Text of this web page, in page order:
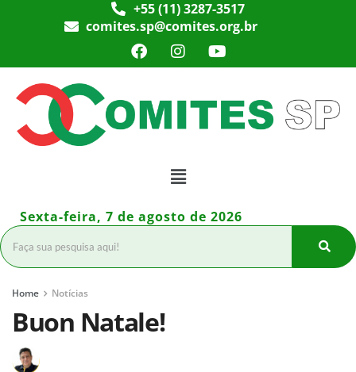
+55 (11) 3287-3517
comites.sp@comites.org.br
Sexta-feira, 7 de agosto de 2026
Home Notícias
Buon Natale!